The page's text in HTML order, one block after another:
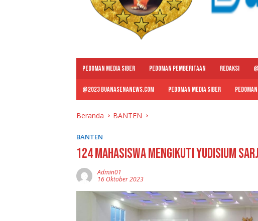
PEDOMAN MEDIA SIBER PEDOMAN PEMBERITAAN REDAKSI
@2023 BUANASENANEWS.COM PEDOMAN MEDIA SIBER
Beranda BANTEN
BANTEN
124 Mahasiswa Mengikuti Yudisium
Admin01
16 Oktober 2023